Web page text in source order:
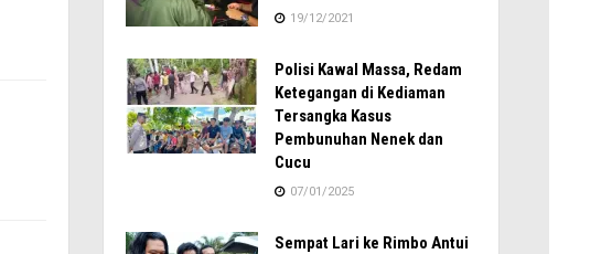
19/12/2021
Polisi Kawal Massa, Redam
Ketegangan di Kediaman
Tersangka Kasus
Pembunuhan Nenek dan
Cucu
07/01/2025
Sempat Lari ke Rimbo Antui